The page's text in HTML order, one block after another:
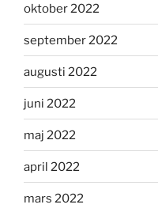
oktober 2022
september 2022
augusti 2022
juni 2022
maj 2022
april 2022
mars 2022